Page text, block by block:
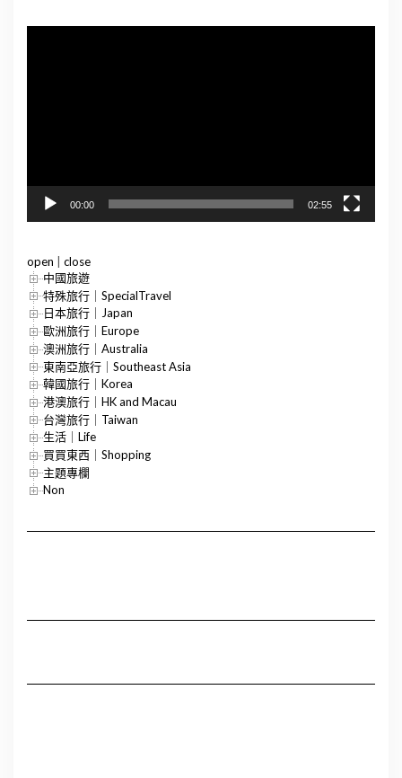
00:00 02:55
open
close
中國旅遊
特殊旅行｜SpecialTravel
日本旅行｜Japan
歐洲旅行｜Europe
澳洲旅行｜Australia
東南亞旅行｜Southeast Asia
韓國旅行｜Korea
港澳旅行｜HK and Macau
台灣旅行｜Taiwan
生活｜Life
買買東西｜Shopping
主題專欄
Non